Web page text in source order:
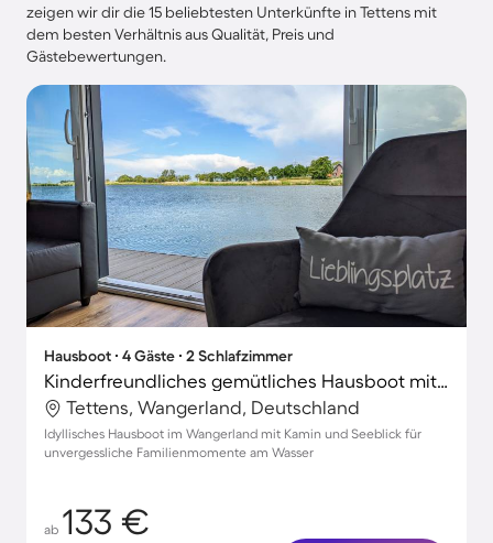
zeigen wir dir die 15 beliebtesten Unterkünfte in Tettens mit
dem besten Verhältnis aus Qualität, Preis und
Gästebewertungen.
Hausboot ∙ 4 Gäste ∙ 2 Schlafzimmer
Kinderfreundliches gemütliches Hausboot mit Grill | Panoramablick | Strand in der Nähe
Tettens, Wangerland, Deutschland
Idyllisches Hausboot im Wangerland mit Kamin und Seeblick für
unvergessliche Familienmomente am Wasser
ab 133 €